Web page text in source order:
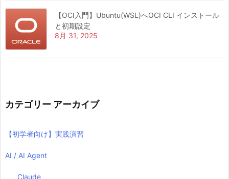
【OCI入門】Ubuntu(WSL)へOCI CLI インストール
と初期設定
8月 31, 2025
カテゴリー アーカイブ
【初学者向け】実践演習
AI / AI Agent
Claude